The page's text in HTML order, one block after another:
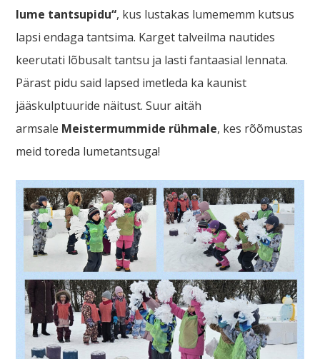
lume tantsupidu“, kus lustakas lumememm kutsus
lapsi endaga tantsima. Karget talveilma nautides
keerutati lõbusalt tantsu ja lasti fantaasial lennata.
Pärast pidu said lapsed imetleda ka kaunist
jääskulptuuride näitust. Suur aitäh
armsale Meistermummide rühmale, kes rõõmustas
meid toreda lumetantsuga!